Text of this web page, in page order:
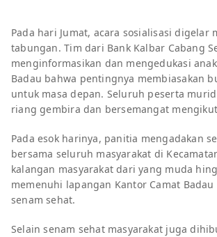
Pada hari Jumat, acara sosialisasi digelar
tabungan. Tim dari Bank Kalbar Cabang
menginformasikan dan mengedukasi anak
Badau bahwa pentingnya membiasakan
untuk masa depan. Seluruh peserta murid
riang gembira dan bersemangat
Pada esok harinya, panitia mengadakan
bersama seluruh masyarakat di
kalangan masyarakat dari yang muda
memenuhi lapangan Kantor Camat
senam sehat.
Selain senam sehat masyarakat juga